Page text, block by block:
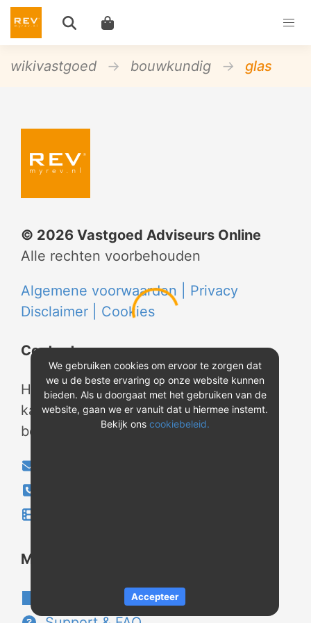
wikivastgoed bouwkundig glas
© 2026 Vastgoed Adviseurs Online
Alle rechten voorbehouden
Algemene voorwaarden | Privacy
Disclaimer | Cookies
Contact
Heeft u vragen? Neem tijdens
kantooruren contact met ons op of
bekijk onze instructievideo's.
Meer over REV
We gebruiken cookies om ervoor te zorgen dat
we u de beste ervaring op onze website kunnen
bieden. Als u doorgaat met het gebruiken van de
website, gaan we er vanuit dat u hiermee instemt.
Bekijk ons cookiebeleid.
Accepteer